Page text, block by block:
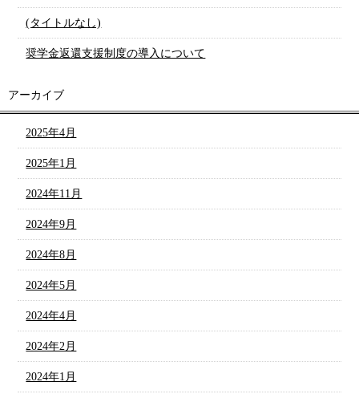
(タイトルなし)
奨学金返還支援制度の導入について
アーカイブ
2025年4月
2025年1月
2024年11月
2024年9月
2024年8月
2024年5月
2024年4月
2024年2月
2024年1月